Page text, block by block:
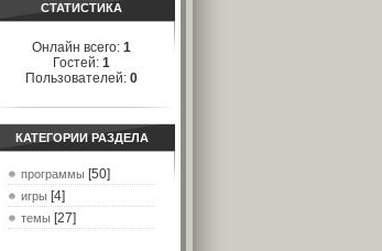
СТАТИСТИКА
Онлайн всего: 1
Гостей: 1
Пользователей: 0
КАТЕГОРИИ РАЗДЕЛА
программы [50]
игры [4]
темы [27]